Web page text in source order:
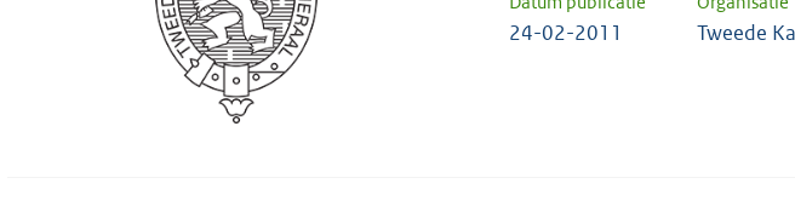
24-02-2011 Tweede